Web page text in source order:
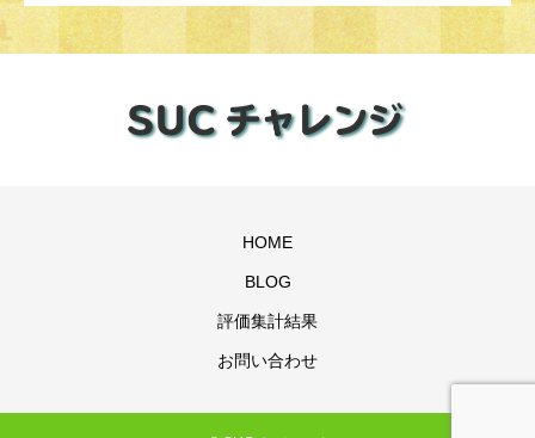
HOME
BLOG
評価集計結果
お問い合わせ